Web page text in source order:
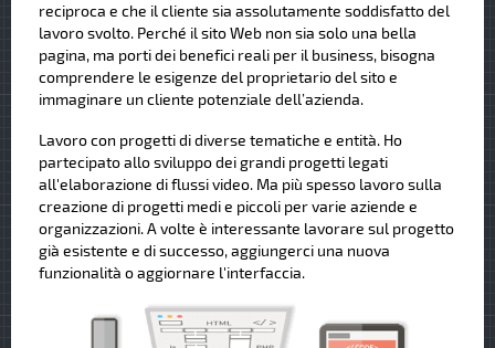
reciproca e che il cliente sia assolutamente soddisfatto del
lavoro svolto. Perché il sito Web non sia solo una bella
pagina, ma porti dei benefici reali per il business, bisogna
comprendere le esigenze del proprietario del sito e
immaginare un cliente potenziale dell’azienda.
Lavoro con progetti di diverse tematiche e entità. Ho
partecipato allo sviluppo dei grandi progetti legati
all'elaborazione di flussi video. Ma più spesso lavoro sulla
creazione di progetti medi e piccoli per varie aziende e
organizzazioni. A volte è interessante lavorare sul progetto
già esistente e di successo, aggiungerci una nuova
funzionalità o aggiornare l'interfaccia.